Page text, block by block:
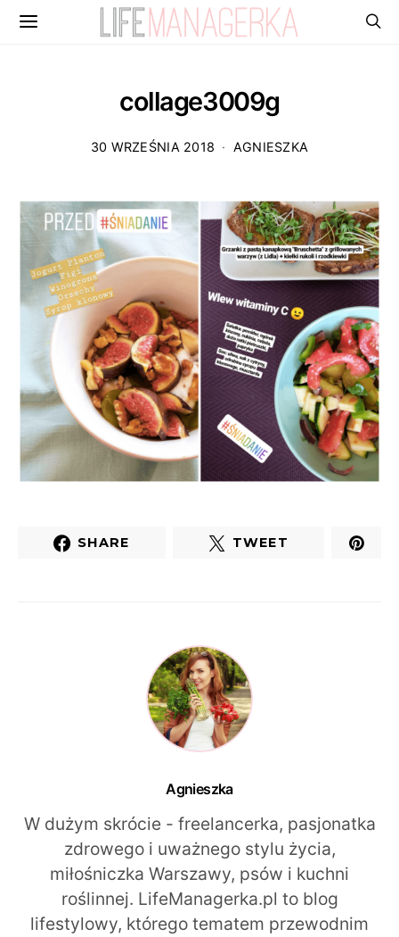
collage3009g
30 WRZEŚNIA 2018 AGNIESZKA
SHARE TWEET
Agnieszka
W dużym skrócie - freelancerka, pasjonatka
zdrowego i uważnego stylu życia,
miłośniczka Warszawy, psów i kuchni
roślinnej. LifeManagerka.pl to blog
lifestylowy, którego tematem przewodnim